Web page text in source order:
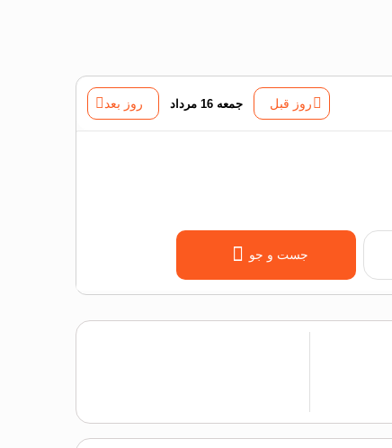
روز قبل جمعه 16 مرداد روز بعد
جست و جو